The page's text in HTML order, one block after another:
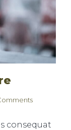
consequat